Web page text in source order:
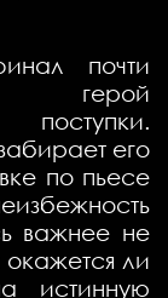
почти
герой
его
по пьесе
важнее не
ли
истинную